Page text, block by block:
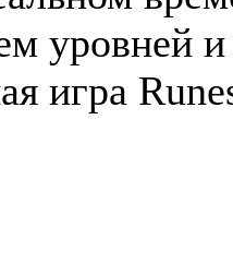
уровней
игра